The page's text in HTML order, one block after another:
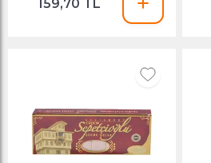
159,70 TL